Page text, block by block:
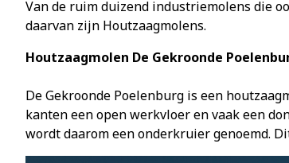
Van de ruim duizend industriemolens die
daarvan zijn Houtzaagmolens.
Houtzaagmolen De Gekroonde
De Gekroonde Poelenburg is een
kanten een open werkvloer en vaak een
wordt daarom een onderkruier genoemd.